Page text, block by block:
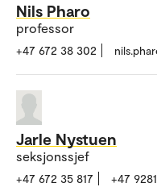
Nils Pharo
professor
+47 672 38 302
Jarle Nystuen
seksjonssjef
+47 672 35 817 +47